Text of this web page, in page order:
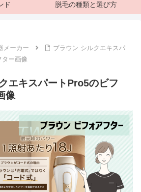
ド 脱毛の種類と選び方
メーカー
ブラウン シルクエキスパ
ター画像
エキスパートPro5のビフ
像